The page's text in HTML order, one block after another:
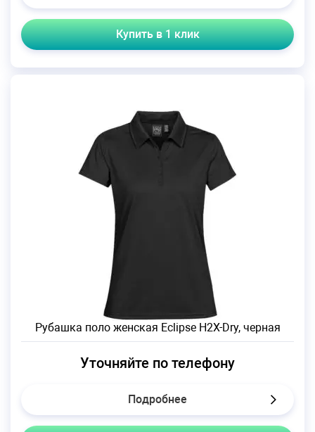
Купить в 1 клик
Рубашка поло женская Eclipse H2X-Dry, черная
Уточняйте по телефону
Подробнее